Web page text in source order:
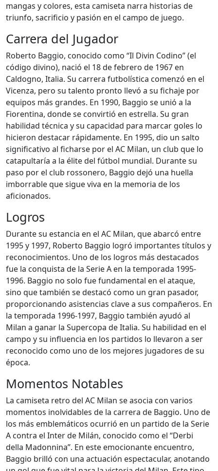
mangas y colores, esta camiseta narra historias de
triunfo, sacrificio y pasión en el campo de juego.
Carrera del Jugador
Roberto Baggio, conocido como “Il Divin Codino” (el
código divino), nació el 18 de febrero de 1967 en
Caldogno, Italia. Su carrera futbolística comenzó en el
Vicenza, pero su talento pronto llevó a su fichaje por
equipos más grandes. En 1990, Baggio se unió a la
Fiorentina, donde se convirtió en estrella. Su gran
habilidad técnica y su capacidad para marcar goles lo
hicieron destacar rápidamente. En 1995, dio un salto
significativo al ficharse por el AC Milan, un club que lo
catapultaría a la élite del fútbol mundial. Durante su
paso por el club rossonero, Baggio dejó una huella
imborrable que sigue viva en la memoria de los
aficionados.
Logros
Durante su estancia en el AC Milan, que abarcó entre
1995 y 1997, Roberto Baggio logró importantes títulos y
reconocimientos. Uno de los logros más destacados
fue la conquista de la Serie A en la temporada 1995-
1996. Baggio no solo fue fundamental en el ataque,
sino que también se destacó como un gran pasador,
proporcionando asistencias clave a sus compañeros. En
la temporada 1996-1997, Baggio también ayudó al
Milan a ganar la Supercopa de Italia. Su habilidad en el
campo y su influencia en los partidos lo llevaron a ser
reconocido como uno de los mejores jugadores de su
época.
Momentos Notables
La camiseta retro del AC Milan se asocia con varios
momentos inolvidables de la carrera de Baggio. Uno de
los más emblemáticos ocurrió en un partido de la Serie
A contra el Inter de Milán, conocido como el “Derbi
della Madonnina”. En este emocionante encuentro,
Baggio brilló con una actuación espectacular, anotando